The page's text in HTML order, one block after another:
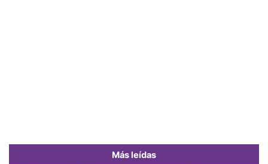
Más leídas